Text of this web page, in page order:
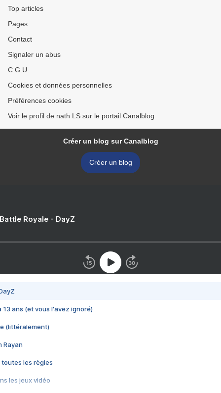
Top articles
Pages
Contact
Signaler un abus
C.G.U.
Cookies et données personnelles
Préférences cookies
Voir le profil de nath LS sur le portail Canalblog
Créer un blog sur Canalblog
Créer un blog
Royale - DayZ
13 ans (et vous l'avez ignoré)
(littéralement)
Rayan
toutes les règles
les jeux vidéo